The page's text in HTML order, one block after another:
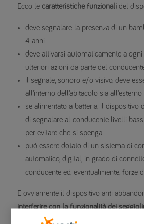
Ecco le caratteristiche funzionali del
deve segnalare la presenza di un
4 anni
deve attivarsi automaticamente a ogni
ulteriori azioni da parte del
il segnale, sonoro e/o visivo, deve
all’interno dell’abitacolo sia
se alimentato a batteria, il dispositivo
di segnalare al conducente livelli
per evitare che si spenga
può essere dotato di un sistema di
automatico, digital, in grado di
conducente ed, eventualmente, forze
E ovviamente il dispositivo anti
interferire con la funzionalità dei
viene installato.